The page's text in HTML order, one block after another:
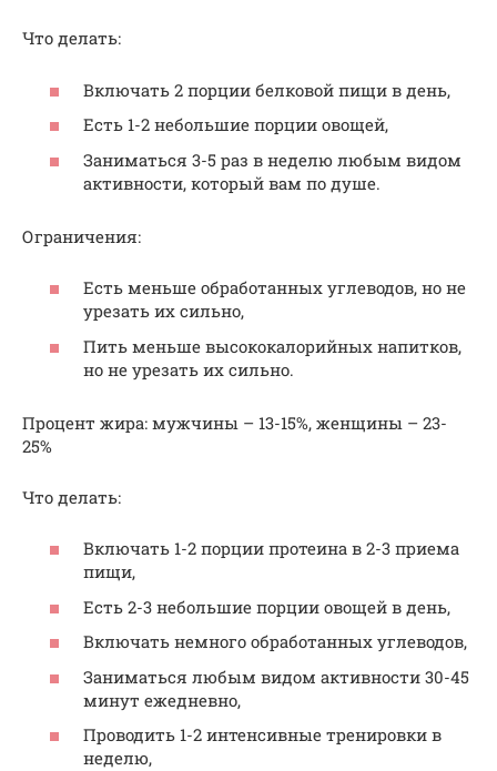
Что делать:
Включать 2 порции белковой пищи в день,
Есть 1-2 небольшие порции овощей,
Заниматься 3-5 раз в неделю любым видом
активности, который вам по душе.
Ограничения:
Есть меньше обработанных углеводов, но не
урезать их сильно,
Пить меньше высококалорийных напитков,
но не урезать их сильно.
Процент жира: мужчины – 13-15%, женщины – 23-
25%
Что делать:
Включать 1-2 порции протеина в 2-3 приема
пищи,
Есть 2-3 небольшие порции овощей в день,
Включать немного обработанных углеводов,
Заниматься любым видом активности 30-45
минут ежедневно,
Проводить 1-2 интенсивные тренировки в
неделю,